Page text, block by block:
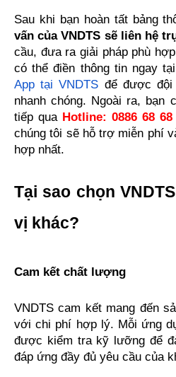
Sau khi bạn hoàn tất bảng
vấn của VNDTS sẽ liên hệ
cầu, đưa ra giải pháp phù
có thể điền thông tin ngay tại
App tại VNDTS để được
nhanh chóng. Ngoài ra, bạn
tiếp qua Hotline: 0886 68 68
chúng tôi sẽ hỗ trợ miễn phí
hợp nhất.
Tại sao chọn
vị khác?
Cam kết chất lượng
VNDTS cam kết mang đến
với chi phí hợp lý. Mỗi ứng
được kiểm tra kỹ lưỡng để
đáp ứng đầy đủ yêu cầu của